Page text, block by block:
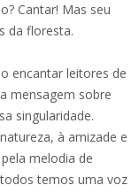
Cantar! Mas seu
da floresta.
encantar leitores de
mensagem sobre
singularidade.
à amizade e
melodia de
temos uma voz